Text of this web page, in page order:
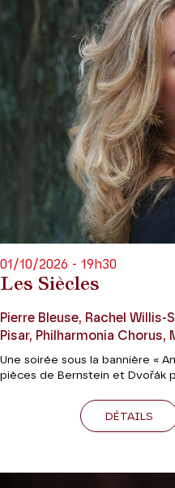
Les Siècles
01/10/2026 - 19h30
Pierre Bleuse, Rachel Willis-
Pisar, Philharmonia Chorus,
Une soirée sous la bannière «
pièces de Bernstein et Dvořák
DÉTAILS